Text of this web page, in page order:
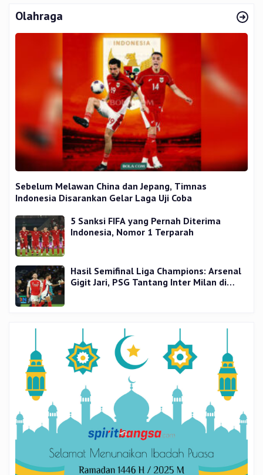
Olahraga
Sebelum Melawan China dan Jepang, Timnas
Indonesia Disarankan Gelar Laga Uji Coba
5 Sanksi FIFA yang Pernah Diterima
Indonesia, Nomor 1 Terparah
Hasil Semifinal Liga Champions: Arsenal
Gigit Jari, PSG Tantang Inter Milan di